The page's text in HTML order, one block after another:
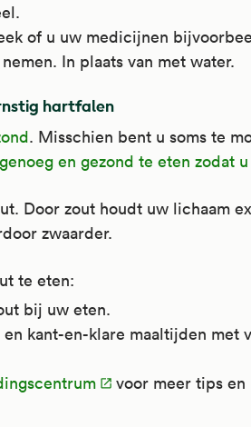
of u uw medicijnen
In plaats van met water.
hartfalen
. Misschien bent u soms te
genoeg en gezond te eten zodat
Door zout houdt uw lichaam
zwaarder.
te eten:
bij uw eten.
en kant-en-klare maaltijden met
voor meer tips